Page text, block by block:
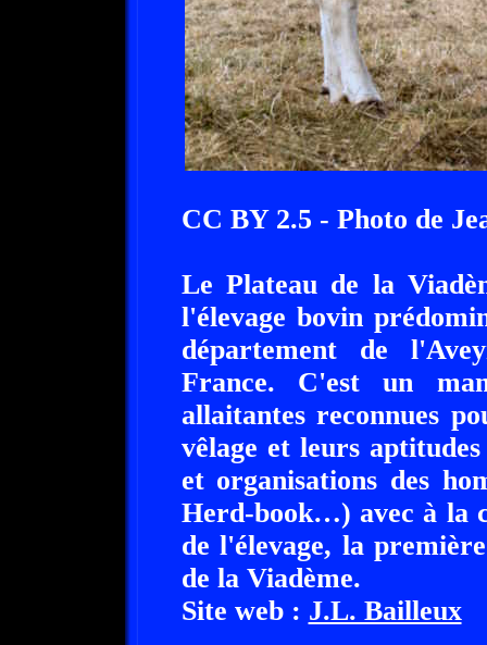
CC BY 2.5 - Photo de
Le Plateau de la
l'élevage bovin
département de
France. C'est un
allaitantes reconnues
vêlage et leurs
et organisations des
Herd-book…) avec à la
de l'élevage, la
de la Viadème.
Site web : J.L. Bailleux